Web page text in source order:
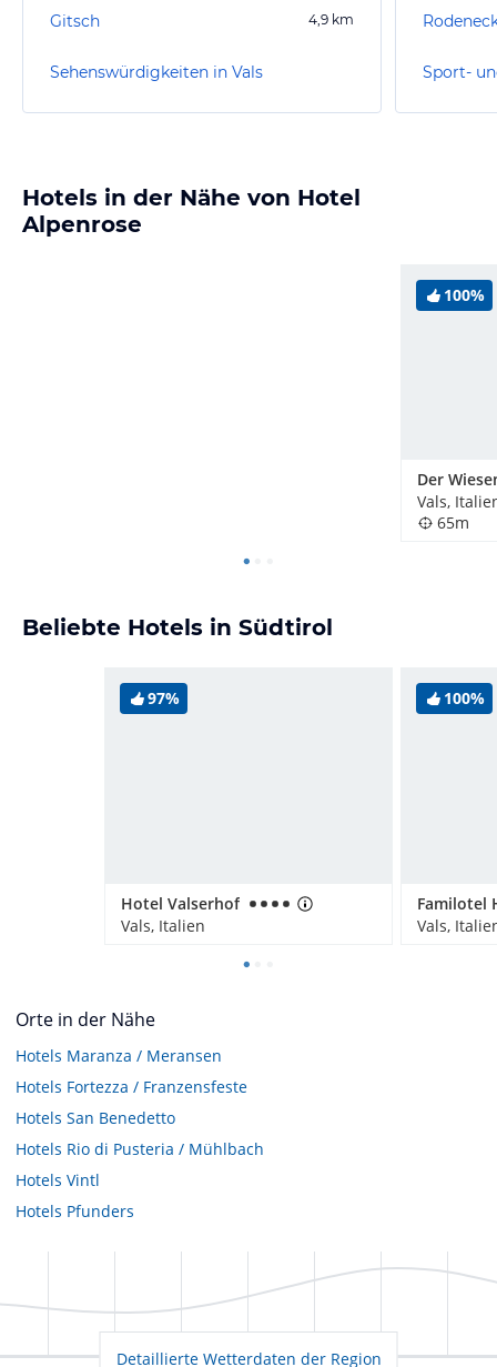
Gitsch 4,9 km
Sehenswürdigkeiten in Vals Sport-
Hotels in der Nähe von Hotel
Alpenrose
100%
Der
Vals,
65m
Beliebte Hotels in Südtirol
97%
Hotel Valserhof
Vals, Italien
100%
Familotel
Vals,
Orte in der Nähe
Hotels Maranza / Meransen
Hotels Fortezza / Franzensfeste
Hotels San Benedetto
Hotels Rio di Pusteria / Mühlbach
Hotels Vintl
Hotels Pfunders
Detaillierte Wetterdaten der Region